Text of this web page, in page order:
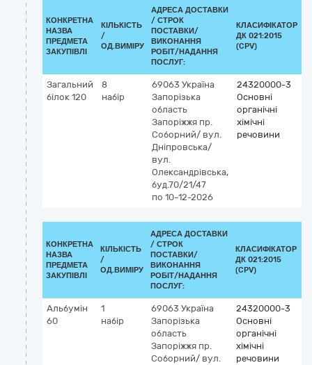
КОНКРЕТНА
НАЗВА
ПРЕДМЕТА
ЗАКУПІВЛІ
КІЛЬКІСТЬ
/
ОД.ВИМІРУ
АДРЕСА ДОСТАВКИ
/ СТРОК
ПОСТАВКИ/
ВИКОНАННЯ
РОБІТ/НАДАННЯ
ПОСЛУГ:
КЛАСИФІКАТОР
ДК 021:2015
(CPV)
Загальний
білок 120
8
набір
69063 Україна
Запорізька
область
Запоріжжя пр.
Соборний/ вул.
Дніпровська/
вул.
Олександрівська,
буд.70/21/47
по 10-12-2026
24320000-3
Основні
органічні
хімічні
речовини
КОНКРЕТНА
НАЗВА
ПРЕДМЕТА
ЗАКУПІВЛІ
КІЛЬКІСТЬ
/
ОД.ВИМІРУ
АДРЕСА ДОСТАВКИ
/ СТРОК
ПОСТАВКИ/
ВИКОНАННЯ
РОБІТ/НАДАННЯ
ПОСЛУГ:
КЛАСИФІКАТОР
ДК 021:2015
(CPV)
Альбумін
60
1
набір
69063 Україна
Запорізька
область
Запоріжжя пр.
Соборний/ вул.
24320000-3
Основні
органічні
хімічні
речовини